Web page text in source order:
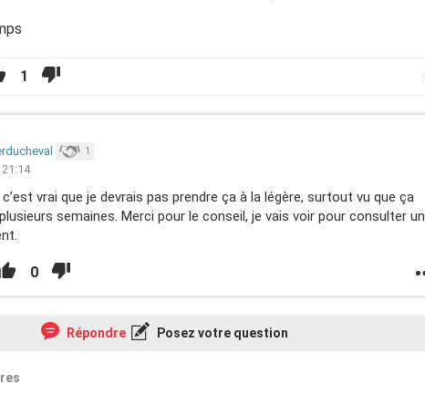
1
1
vrai que je devrais pas prendre ça à la légère, surtout vu que ça
semaines. Merci pour le conseil, je vais voir pour consulter un
0
Répondre Posez votre question